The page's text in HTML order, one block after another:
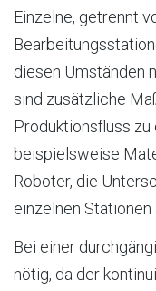
Einzelne, getrennt
diesen Umständen
sind zusätzliche
Produktionsfluss zu
beispielsweise
Roboter, die
einzelnen Stationen
Bei einer
nötig, da der